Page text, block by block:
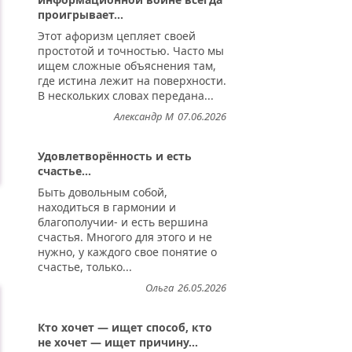
проигрывает...
Этот афоризм цепляет своей
простотой и точностью. Часто мы
ищем сложные объяснения там,
где истина лежит на поверхности.
В нескольких словах передана...
07.06.2026
Александр М
Удовлетворённость и есть
счастье...
Быть довольным собой,
находиться в гармонии и
благополучии- и есть вершина
счастья. Многого для этого и не
нужно, у каждого свое понятие о
счастье, только...
26.05.2026
Ольга
Кто хочет — ищет способ, кто
не хочет — ищет причину...